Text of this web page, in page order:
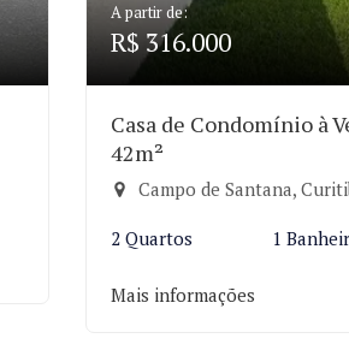
A partir de:
R$ 316.000
Casa de Condomínio à
42m²
Campo de Santana,
2 Quartos 1
Mais informações